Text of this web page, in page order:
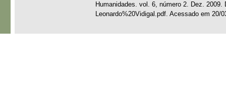
Humanidades. vol. 6, número 2. Dez.
Leonardo%20Vidigal.pdf. Acessado em 20/